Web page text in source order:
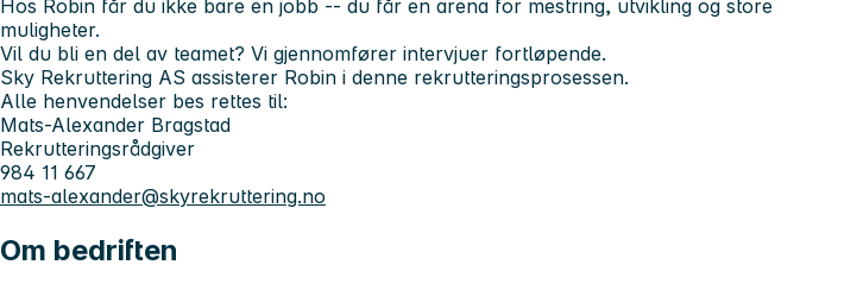
Hos Robin får du ikke bare en jobb -- du får en arena for mestring, utvikling og store
muligheter.
Vil du bli en del av teamet? Vi gjennomfører intervjuer fortløpende.
Sky Rekruttering AS assisterer Robin i denne rekrutteringsprosessen.
Alle henvendelser bes rettes til:
Mats-Alexander Bragstad
Rekrutteringsrådgiver
984 11 667
mats-alexander@skyrekruttering.no
Om bedriften